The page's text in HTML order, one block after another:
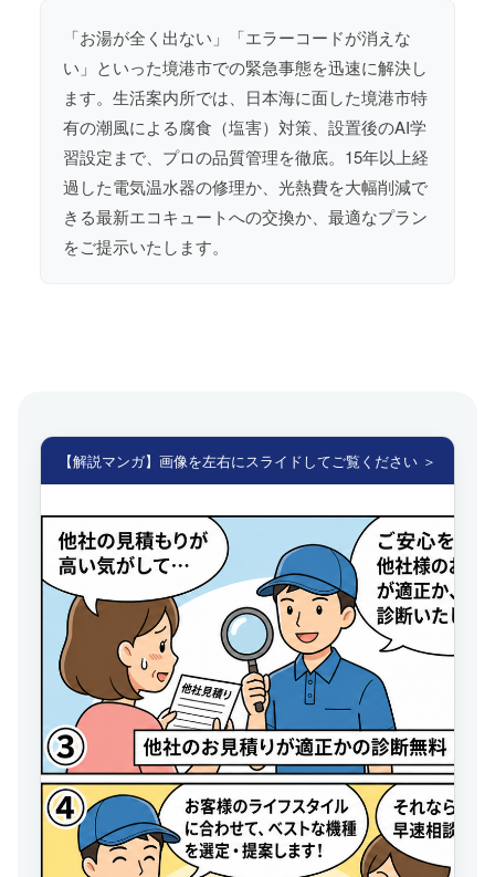
「お湯が全く出ない」「エラーコードが消えな
い」といった境港市での緊急事態を迅速に解決し
ます。生活案内所では、日本海に面した境港市特
有の潮風による腐食（塩害）対策、設置後のAI学
習設定まで、プロの品質管理を徹底。15年以上経
過した電気温水器の修理か、光熱費を大幅削減で
きる最新エコキュートへの交換か、最適なプラン
をご提示いたします。
【解説マンガ】画像を左右にスライドしてご覧ください ＞